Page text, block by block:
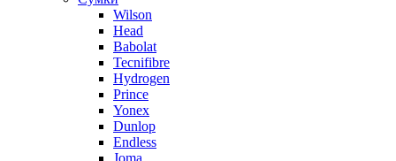
Wilson
Head
Babolat
Tecnifibre
Hydrogen
Prince
Yonex
Dunlop
Endless
Joma